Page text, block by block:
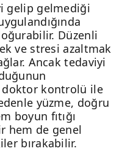
gelip gelmediği
Düzenli
ve stresi azaltmak
Ancak tedaviyi
doktor kontrolü ile
yüzme, doğru
boyun fıtığı
hem de genel
bırakabilir.